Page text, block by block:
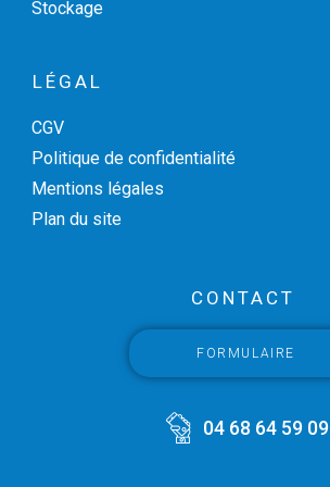
Stockage
LÉGAL
CGV
Politique de confidentialité
Mentions légales
Plan du site
CONTACT
FORMULAIRE
04 68 64 59 09